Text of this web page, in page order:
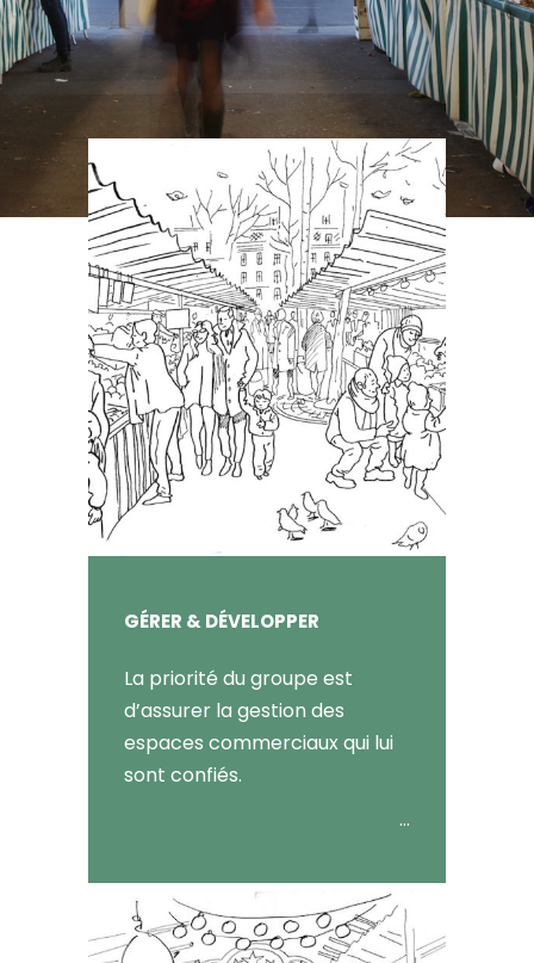
GÉRER & DÉVELOPPER
La priorité du groupe est
d’assurer la gestion des
espaces commerciaux qui lui
sont confiés.
…